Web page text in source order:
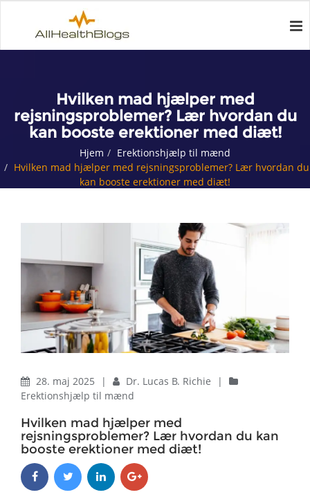
Hvilken mad hjælper med
rejsningsproblemer? Lær hvordan du
kan booste erektioner med diæt!
Hjem
Erektionshjælp til mænd
Hvilken mad hjælper med rejsningsproblemer? Lær hvordan du
kan booste erektioner med diæt!
28. maj 2025 | Dr. Lucas B. Richie
|
Erektionshjælp til mænd
Hvilken mad hjælper med
rejsningsproblemer? Lær hvordan du kan
booste erektioner med diæt!